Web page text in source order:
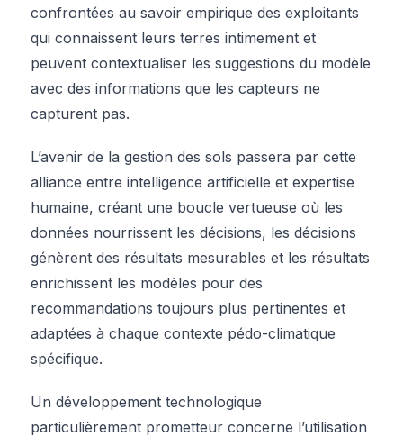
confrontées au savoir empirique des exploitants
qui connaissent leurs terres intimement et
peuvent contextualiser les suggestions du modèle
avec des informations que les capteurs ne
capturent pas.
L’avenir de la gestion des sols passera par cette
alliance entre intelligence artificielle et expertise
humaine, créant une boucle vertueuse où les
données nourrissent les décisions, les décisions
génèrent des résultats mesurables et les résultats
enrichissent les modèles pour des
recommandations toujours plus pertinentes et
adaptées à chaque contexte pédo-climatique
spécifique.
Un développement technologique
particulièrement prometteur concerne l’utilisation